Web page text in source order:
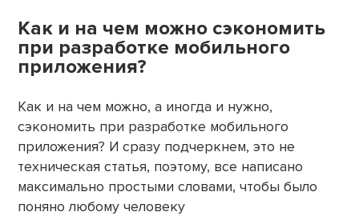
Как и на чем можно сэкономить
при разработке мобильного
приложения?
Как и на чем можно, а иногда и нужно,
сэкономить при разработке мобильного
приложения? И сразу подчеркнем, это не
техническая статья, поэтому, все написано
максимально простыми словами, чтобы было
поняно любому человеку